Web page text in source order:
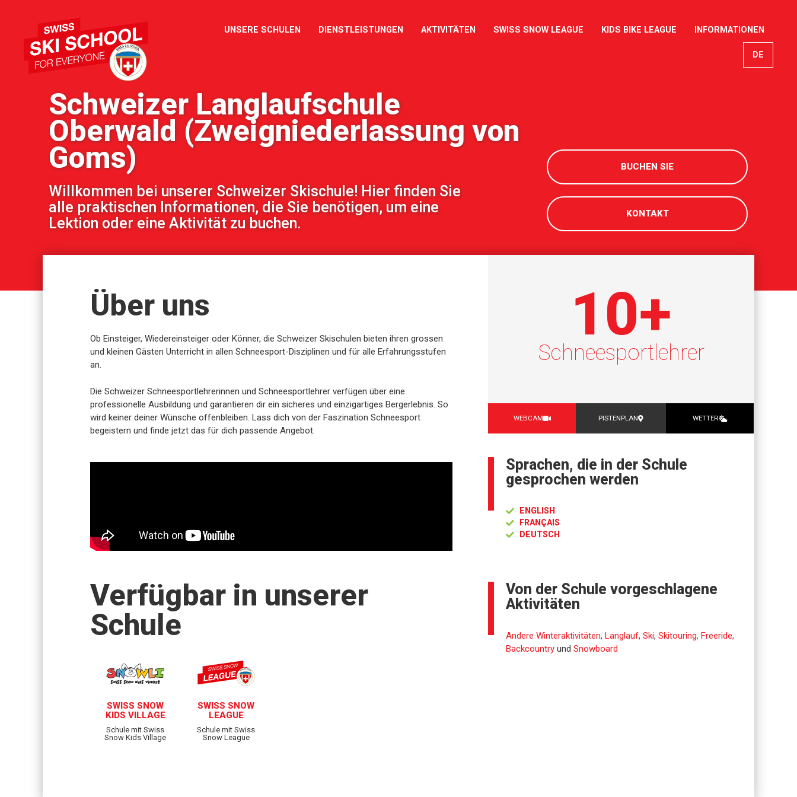
UNSERE SCHULEN DIENSTLEISTUNGEN AKTIVITÄTEN SWISS SNOW LEAGUE KIDS BIKE LEAGUE INFORMATIONEN
DE
Schweizer Langlaufschule
Oberwald (Zweigniederlassung von
Goms)
Willkommen bei unserer Schweizer Skischule! Hier finden Sie
alle praktischen Informationen, die Sie benötigen, um eine
Lektion oder eine Aktivität zu buchen.
BUCHEN SIE
KONTAKT
Über uns
Ob Einsteiger, Wiedereinsteiger oder Könner, die Schweizer Skischulen bieten ihren grossen
und kleinen Gästen Unterricht in allen Schneesport-Disziplinen und für alle Erfahrungsstufen
an.
Die Schweizer Schneesportlehrerinnen und Schneesportlehrer verfügen über eine
professionelle Ausbildung und garantieren dir ein sicheres und einzigartiges Bergerlebnis. So
wird keiner deiner Wünsche offenbleiben. Lass dich von der Faszination Schneesport
begeistern und finde jetzt das für dich passende Angebot.
Verfügbar in unserer
Schule
SWISS SNOW
KIDS VILLAGE
Schule mit Swiss
Snow Kids Village
SWISS SNOW
LEAGUE
Schule mit Swiss
Snow League
Schneesportlehrer
10+
WEBCAM PISTENPLAN WETTER
Sprachen, die in der Schule
gesprochen werden
ENGLISH
FRANÇAIS
DEUTSCH
Von der Schule vorgeschlagene
Aktivitäten
Andere Winteraktivitäten,Langlauf,Ski,Skitouring, Freeride,
Backcountry undSnowboard